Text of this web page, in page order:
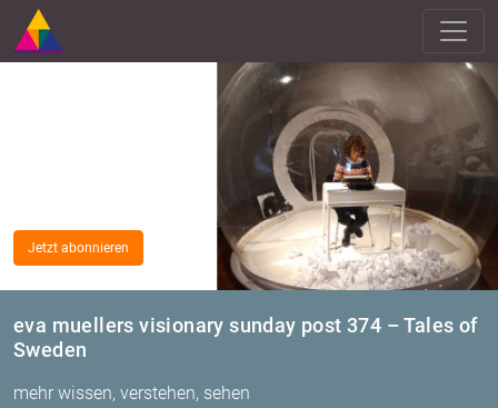
eva muellers visionary sunday post 374 – Tales of
Sweden
mehr wissen, verstehen, sehen
Jetzt abonnieren